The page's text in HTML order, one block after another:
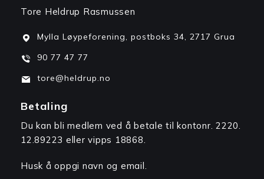
Tore Heldrup Rasmussen
Mylla Løypeforening, postboks 34, 2717 Grua
90 77 47 77
tore@heldrup.no
Betaling
Du kan bli medlem ved å betale til kontonr. 2220.
12.89223 eller vipps 18868.
Husk å oppgi navn og email.